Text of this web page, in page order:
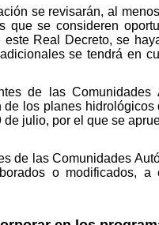
se revisarán, al
que se consideren
Real Decreto, se
se tendrá en
de las
los planes
de julio, por el que se
de las Comunidades
o modificados,